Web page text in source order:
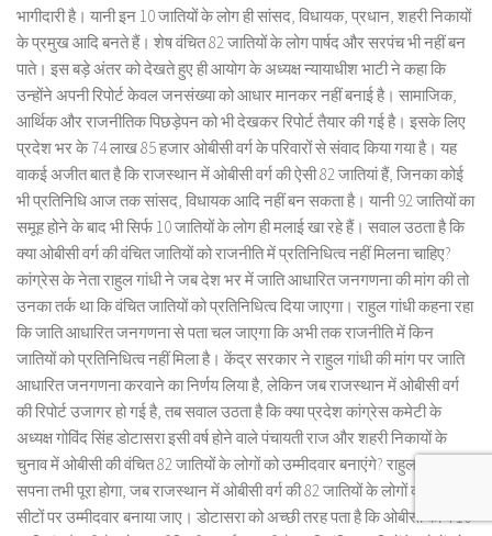
भागीदारी है। यानी इन 10 जातियों के लोग ही सांसद, विधायक, प्रधान, शहरी निकायों
के प्रमुख आदि बनते हैं। शेष वंचित 82 जातियों के लोग पार्षद और सरपंच भी नहीं बन
पाते। इस बड़े अंतर को देखते हुए ही आयोग के अध्यक्ष न्यायाधीश भाटी ने कहा कि
उन्होंने अपनी रिपोर्ट केवल जनसंख्या को आधार मानकर नहीं बनाई है। सामाजिक,
आर्थिक और राजनीतिक पिछड़ेपन को भी देखकर रिपोर्ट तैयार की गई है। इसके लिए
प्रदेश भर के 74 लाख 85 हजार ओबीसी वर्ग के परिवारों से संवाद किया गया है। यह
वाकई अजीत बात है कि राजस्थान में ओबीसी वर्ग की ऐसी 82 जातियां हैं, जिनका कोई
भी प्रतिनिधि आज तक सांसद, विधायक आदि नहीं बन सकता है। यानी 92 जातियों का
समूह होने के बाद भी सिर्फ 10 जातियों के लोग ही मलाई खा रहे हैं। सवाल उठता है कि
क्या ओबीसी वर्ग की वंचित जातियों को राजनीति में प्रतिनिधित्व नहीं मिलना चाहिए?
कांग्रेस के नेता राहुल गांधी ने जब देश भर में जाति आधारित जनगणना की मांग की तो
उनका तर्क था कि वंचित जातियों को प्रतिनिधित्व दिया जाएगा। राहुल गांधी कहना रहा
कि जाति आधारित जनगणना से पता चल जाएगा कि अभी तक राजनीति में किन
जातियों को प्रतिनिधित्व नहीं मिला है। केंद्र सरकार ने राहुल गांधी की मांग पर जाति
आधारित जनगणना करवाने का निर्णय लिया है, लेकिन जब राजस्थान में ओबीसी वर्ग
की रिपोर्ट उजागर हो गई है, तब सवाल उठता है कि क्या प्रदेश कांग्रेस कमेटी के
अध्यक्ष गोविंद सिंह डोटासरा इसी वर्ष होने वाले पंचायती राज और शहरी निकायों के
चुनाव में ओबीसी की वंचित 82 जातियों के लोगों को उम्मीदवार बनाएंगे? राहुल गांधी का
सपना तभी पूरा होगा, जब राजस्थान में ओबीसी वर्ग की 82 जातियों के लोगों को आरक्षित
सीटों पर उम्मीदवार बनाया जाए। डोटासरा को अच्छी तरह पता है कि ओबीसी की वे 10